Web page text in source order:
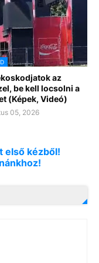
az
be kell locsolni a
(Képek, Videó)
05, 2026
első kézből!